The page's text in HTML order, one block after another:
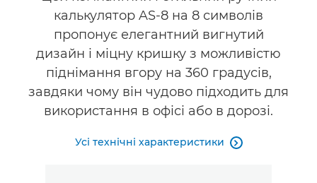
калькулятор AS-8 на 8 символів
пропонує елегантний вигнутий
дизайн і міцну кришку з можливістю
піднімання вгору на 360 градусів,
завдяки чому він чудово підходить для
використання в офісі або в дорозі.
Усі технічні характеристики 